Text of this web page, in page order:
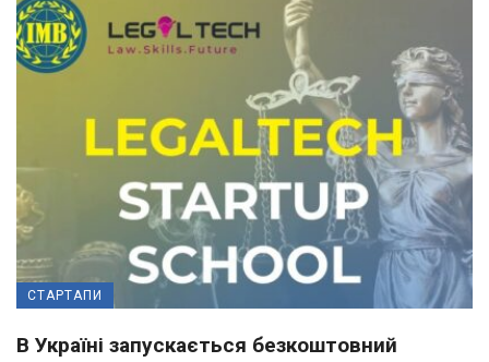
СТАРТАПИ
В Україні запускається безкоштовний